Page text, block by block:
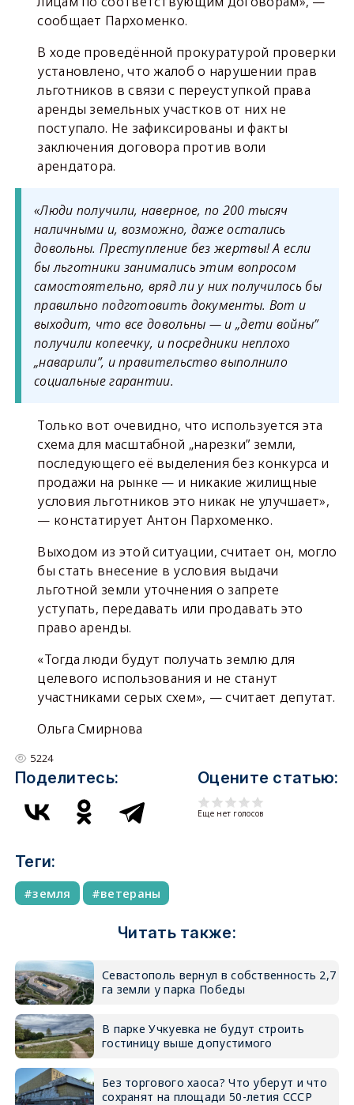
сообщает Пархоменко.
В ходе проведённой прокуратурой проверки
установлено, что жалоб о нарушении прав
льготников в связи с переуступкой права
аренды земельных участков от них не
поступало. Не зафиксированы и факты
заключения договора против воли
арендатора.
«Люди получили, наверное, по 200 тысяч
наличными и, возможно, даже остались
довольны. Преступление без жертвы! А если
бы льготники занимались этим вопросом
самостоятельно, вряд ли у них получилось бы
правильно подготовить документы. Вот и
выходит, что все довольны — и „дети войны”
получили копеечку, и посредники неплохо
„наварили”, и правительство выполнило
социальные гарантии.
Только вот очевидно, что используется эта
схема для масштабной „нарезки” земли,
последующего её выделения без конкурса и
продажи на рынке — и никакие жилищные
условия льготников это никак не улучшает»,
— констатирует Антон Пархоменко.
Выходом из этой ситуации, считает он, могло
бы стать внесение в условия выдачи
льготной земли уточнения о запрете
уступать, передавать или продавать это
право аренды.
«Тогда люди будут получать землю для
целевого использования и не станут
участниками серых схем», — считает депутат.
Ольга Смирнова
5224
Поделитесь: Оцените статью:
Еще нет голосов
Теги:
земля ветераны
Читать также:
Севастополь вернул в собственность 2,7
га земли у парка Победы
В парке Учкуевка не будут строить
гостиницу выше допустимого
Без торгового хаоса? Что уберут и что
сохранят на площади 50-летия СССР